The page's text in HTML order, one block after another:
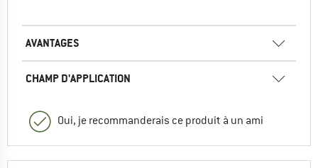
AVANTAGES
CHAMP D'APPLICATION
Oui, je recommanderais ce produit à un ami